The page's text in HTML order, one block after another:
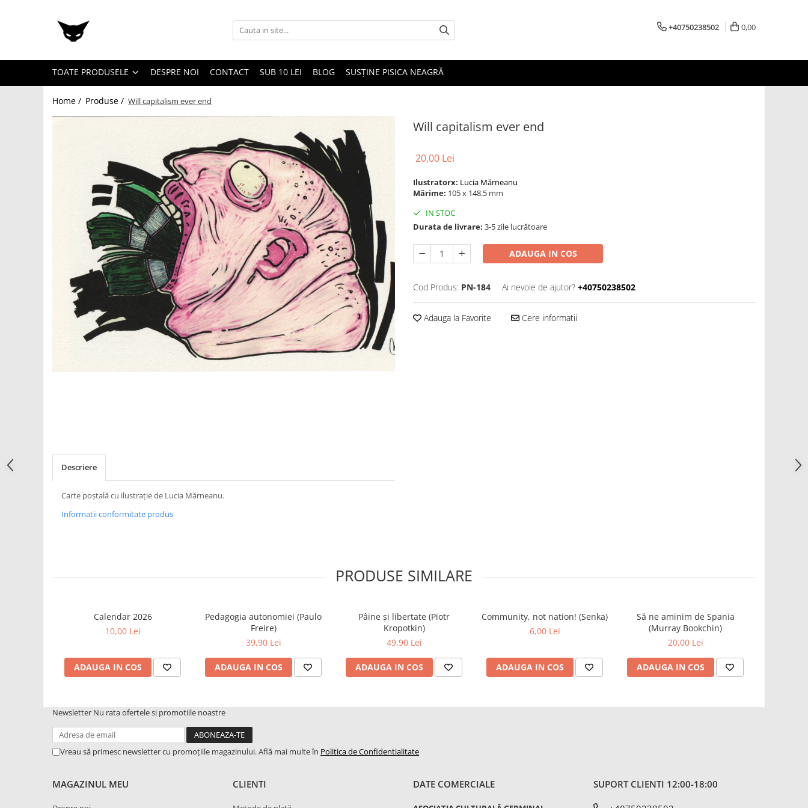
Toate Produsele
+40750238502 0,00
TOATE PRODUSELE DESPRE NOI CONTACT SUB 10 LEI BLOG SUSȚINE PISICA NEAGRĂ
Home / Produse / Will capitalism ever end
Will capitalism ever end
20,00 Lei
Ilustratorx: Lucia Mărneanu
Mărime: 105 x 148.5 mm
IN STOC
Durata de livrare: 3-5 zile lucrătoare
ADAUGA IN COS
Cod Produs: PN-184 Ai nevoie de ajutor? +40750238502
Adauga la Favorite Cere informatii
Descriere
Carte poștală cu ilustrație de Lucia Mărneanu.
Informatii conformitate produs
PRODUSE SIMILARE
Calendar 2026
10,00 Lei
ADAUGA IN COS
Pedagogia autonomiei (Paulo
Freire)
39,90 Lei
ADAUGA IN COS
Pâine și libertate (Piotr
Kropotkin)
49,90 Lei
ADAUGA IN COS
Community, not nation! (Senka)
6,00 Lei
ADAUGA IN COS
Să ne aminim de Spania
(Murray Bookchin)
20,00 Lei
ADAUGA IN COS
Newsletter Nu rata ofertele si promotiile noastre
Vreau să primesc newsletter cu promoțiile magazinului. Află mai multe în Politica de Confidentialitate
MAGAZINUL MEU CLIENTI DATE COMERCIALE SUPORT CLIENTI 12:00-18:00